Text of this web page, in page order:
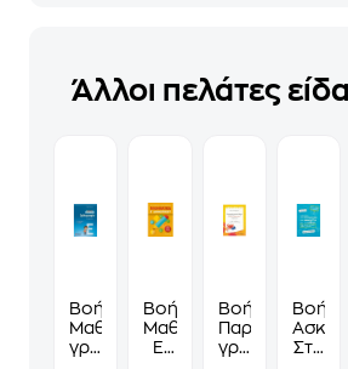
Άλλοι πελάτες
Βοήθημα
Μαθαίνω
γρήγορα
Βοήθημα
Μαθηματικά
Ε'
Βοήθημα
Παραγωγή
γραπτού
Στη